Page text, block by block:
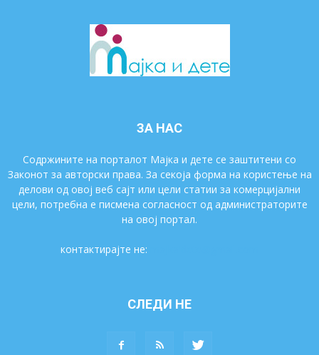
ЗА НАС
Содржините на порталот Мајка и дете се заштитени со
Законот за авторски права. За секоја форма на користење на
делови од овој веб сајт или цели статии за комерцијални
цели, потребна е писмена согласност од администраторите
на овој портал.
контактирајте не:
СЛЕДИ НЕ